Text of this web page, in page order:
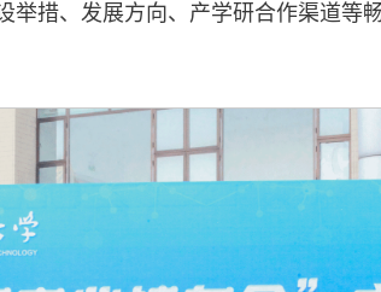
举措、发展方向、产学研合作渠道等